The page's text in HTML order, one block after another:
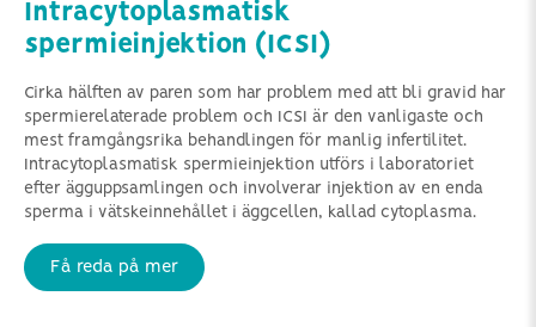
Intracytoplasmatisk
spermieinjektion (ICSI)
Cirka hälften av paren som har problem med att bli gravid har
spermierelaterade problem och ICSI är den vanligaste och
mest framgångsrika behandlingen för manlig infertilitet.
Intracytoplasmatisk spermieinjektion utförs i laboratoriet
efter ägguppsamlingen och involverar injektion av en enda
sperma i vätskeinnehållet i äggcellen, kallad cytoplasma.
Få reda på mer